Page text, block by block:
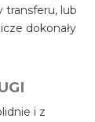
transferu, lub
dokonały
i z